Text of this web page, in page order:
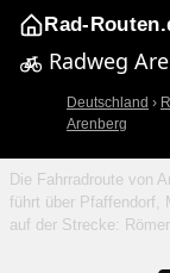
Rad-
Radweg
Deutschland ›
Arenberg
Die Fahrradroute von
führt über Pfaffendorf,
auf der Strecke: